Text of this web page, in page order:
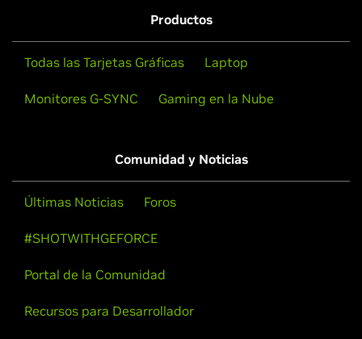
Productos
Todas las Tarjetas Gráficas Laptop
Monitores G-SYNC Gaming en la Nube
Comunidad y Noticias
Últimas Noticias Foros
#SHOTWITHGEFORCE
Portal de la Comunidad
Recursos para Desarrollador